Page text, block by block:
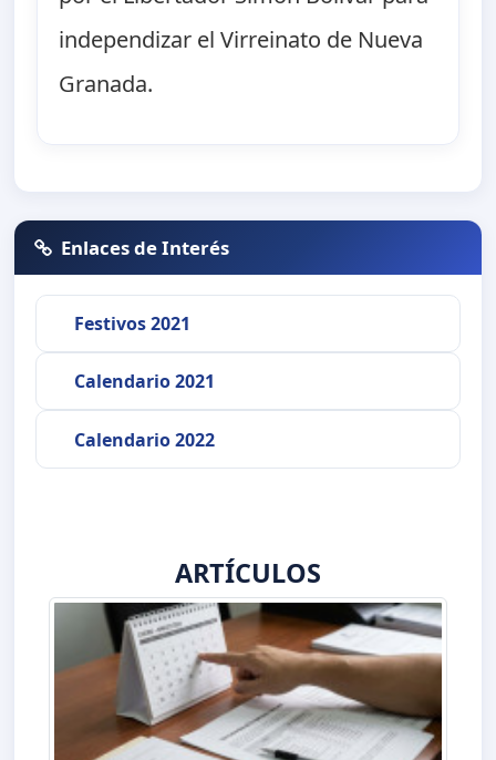
independizar el Virreinato de Nueva
Granada.
Enlaces de Interés
Festivos 2021
Calendario 2021
Calendario 2022
ARTÍCULOS